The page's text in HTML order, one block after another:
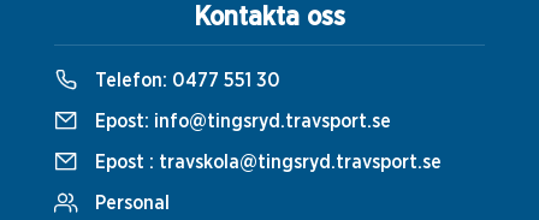
Kontakta oss
Telefon: 0477 551 30
Epost: info@tingsryd.travsport.se
Epost : travskola@tingsryd.travsport.se
Personal